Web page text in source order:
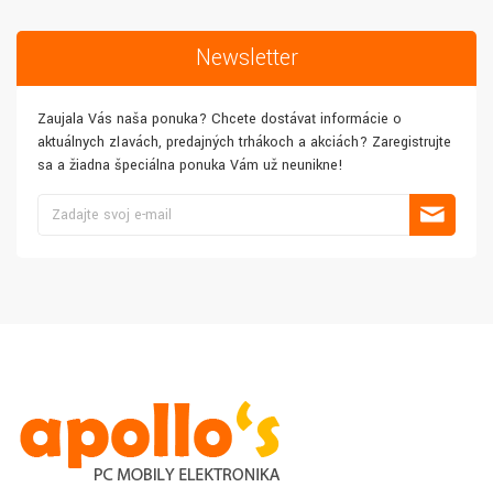
Newsletter
Zaujala Vás naša ponuka? Chcete dostávať informácie o
aktuálnych zľavách, predajných trhákoch a akciách? Zaregistrujte
sa a žiadna špeciálna ponuka Vám už neunikne!